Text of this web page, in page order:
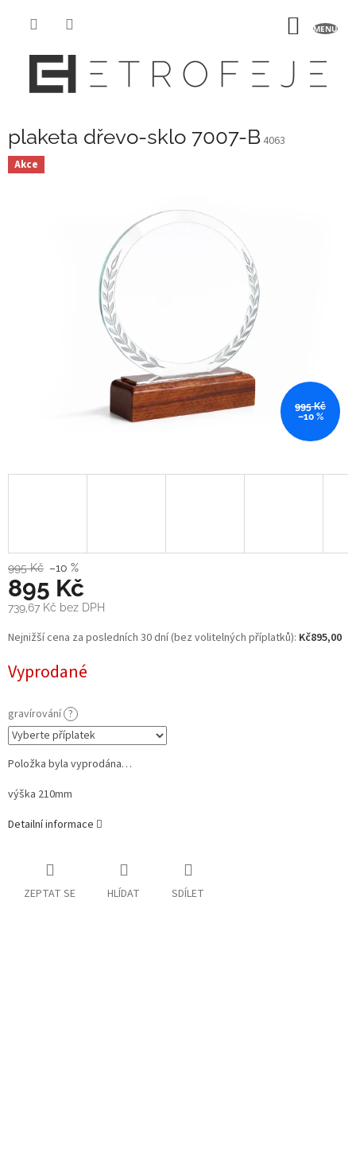
plaketa dřevo-sklo 7007-B 4063
Akce
995 Kč
–10 %
995 Kč –10 %
895 Kč
739,67 Kč bez DPH
Měrná
cena:
Nejnižší cena za posledních 30 dní (bez volitelných příplatků): Kč895,00
Vyprodané
gravírování ?
Položka byla vyprodána…
výška 210mm
Detailní informace
ZEPTAT SE HLÍDAT SDÍLET